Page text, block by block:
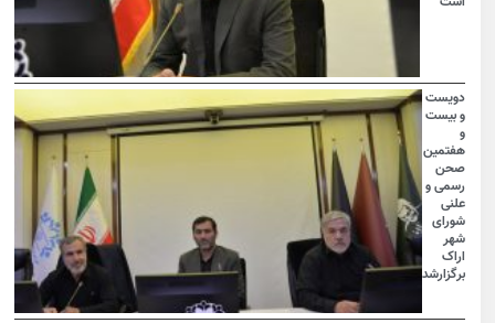
دویست
و بیست
هفتمین
صحن
رسمی و
علنی
شورای
شهر
اراک
برگزارشد